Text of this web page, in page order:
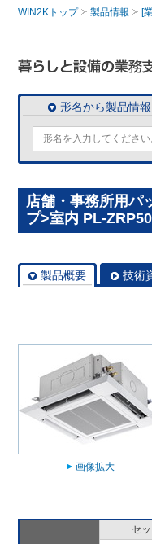
WIN2Kトップ 製品情報 [
形名から製品情
店舗・事務所用パ
プ>室内 PL-
製品概要 技術
画像拡大
セ